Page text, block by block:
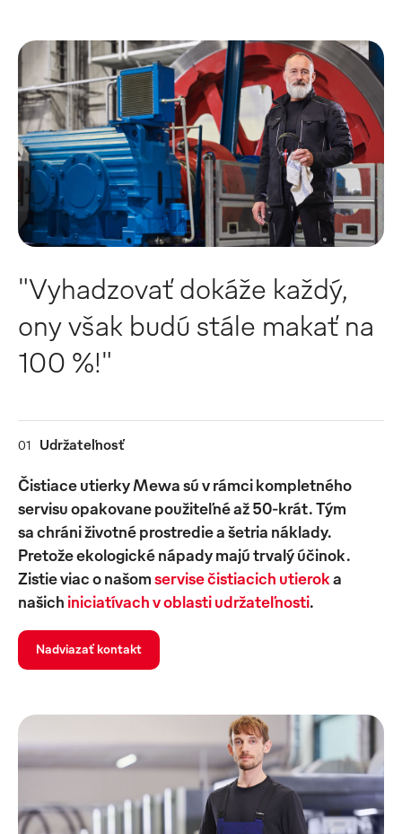
"Vyhadzovať dokáže každý,
ony však budú stále makať na
100 %!"
01 Udržateľnosť
Čistiace utierky Mewa sú v rámci kompletného
servisu opakovane použiteľné až 50-krát. Tým
sa chráni životné prostredie a šetria náklady.
Pretože ekologické nápady majú trvalý účinok.
Zistie viac o našomservise čistiacich utieroka
našich iniciatívach v oblasti udržateľnosti.
Nadviazať kontakt